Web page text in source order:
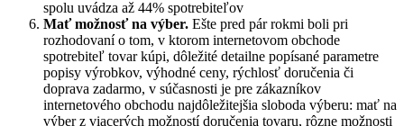
spolu uvádza až 44% spotrebiteľov
Mať možnosť na výber. Ešte pred pár rokmi boli pri
rozhodovaní o tom, v ktorom internetovom obchode
spotrebiteľ tovar kúpi, dôležité detailne popísané parametre
popisy výrobkov, výhodné ceny, rýchlosť doručenia či
doprava zadarmo, v súčasnosti je pre zákazníkov
internetového obchodu najdôležitejšia sloboda výberu: mať na
výber z viacerých možností doručenia tovaru, rôzne možnosti